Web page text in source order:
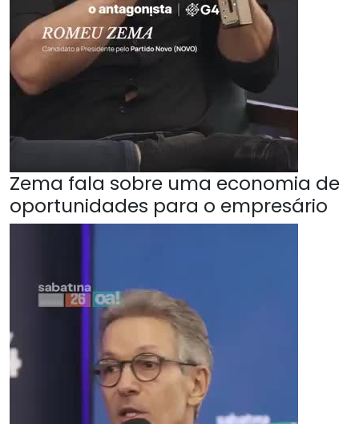
Zema fala sobre uma economia de
oportunidades para o empresário